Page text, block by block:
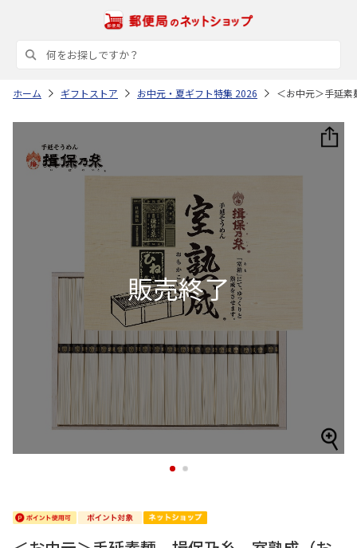
ホーム ギフトストア お中元・夏ギフト特集 2026 ＜お中元＞手延
1 2